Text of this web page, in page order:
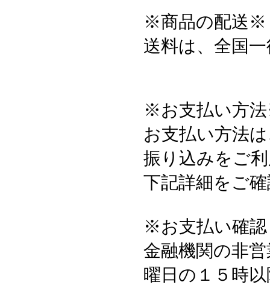
※商品の配送※
送料は、全国
※お支払い方
お支払い方法
振り込みをご
下記詳細をご
※お支払い確
金融機関の非
曜日の１５時